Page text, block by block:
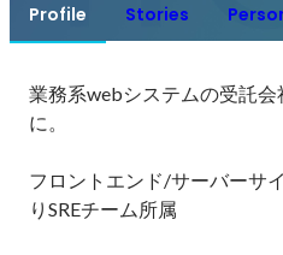
Profile Stories
業務系webシステムの受託
に。
フロントエンド/サーバーサ